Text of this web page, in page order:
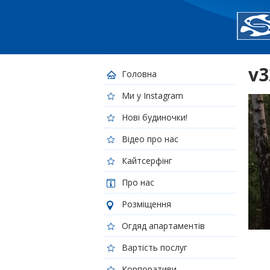
Головна
Ми у Instagram
Нові будиночки!
Відео про нас
Кайтсерфінг
Про нас
Розміщення
Огдяд апартаментів
Вартість послуг